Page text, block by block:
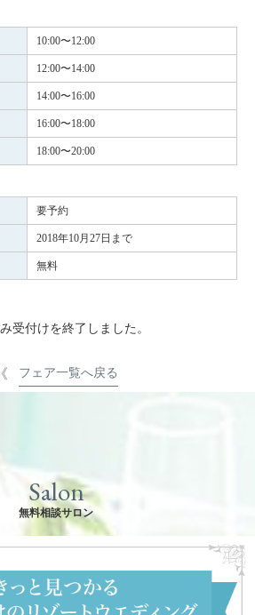
10:00〜12:00
12:00〜14:00
14:00〜16:00
16:00〜18:00
18:00〜20:00
要予約
2018年10月27日まで
無料
受付けを終了しました。
フェア一覧へ戻る
Salon
無料相談サロン